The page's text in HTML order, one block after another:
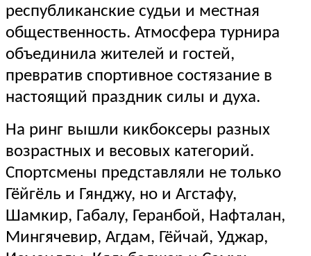
республиканские судьи и местная
общественность. Атмосфера турнира
объединила жителей и гостей,
превратив спортивное состязание в
настоящий праздник силы и духа.
На ринг вышли кикбоксеры разных
возрастных и весовых категорий.
Спортсмены представляли не только
Гёйгёль и Гянджу, но и Агстафу,
Шамкир, Габалу, Геранбой, Нафталан,
Мингячевир, Агдам, Гёйчай, Уджар,